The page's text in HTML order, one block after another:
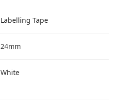
Labelling Tape
24mm
White